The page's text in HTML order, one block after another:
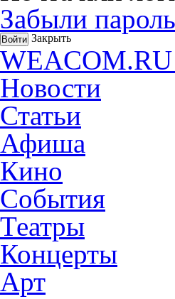
Забыли
Закрыть
WEACOM.RU
Новости
Статьи
Афиша
Кино
События
Театры
Концерты
Арт